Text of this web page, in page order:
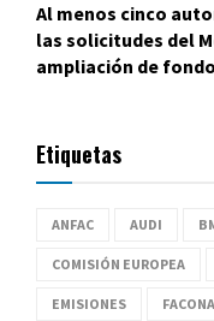
Al menos cinco
las solicitudes del
ampliación de
Etiquetas
ANFAC AUDI
COMISIÓN EUROPEA
EMISIONES